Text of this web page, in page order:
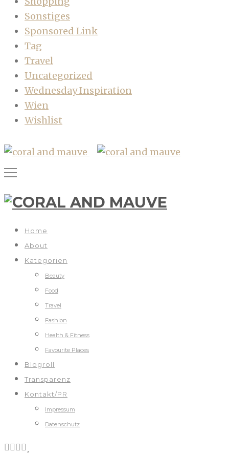
Sonstiges
Sponsored Link
Tag
Travel
Uncategorized
Wednesday Inspiration
Wien
Wishlist
Home
About
Kategorien
Beauty
Food
Travel
Fashion
Health & Fitness
Favourite Places
Blogroll
Transparenz
Kontakt/PR
Impressum
Datenschutz